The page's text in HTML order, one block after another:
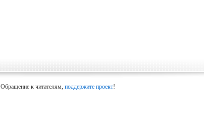
Обращение к читателям, поддержите проект!